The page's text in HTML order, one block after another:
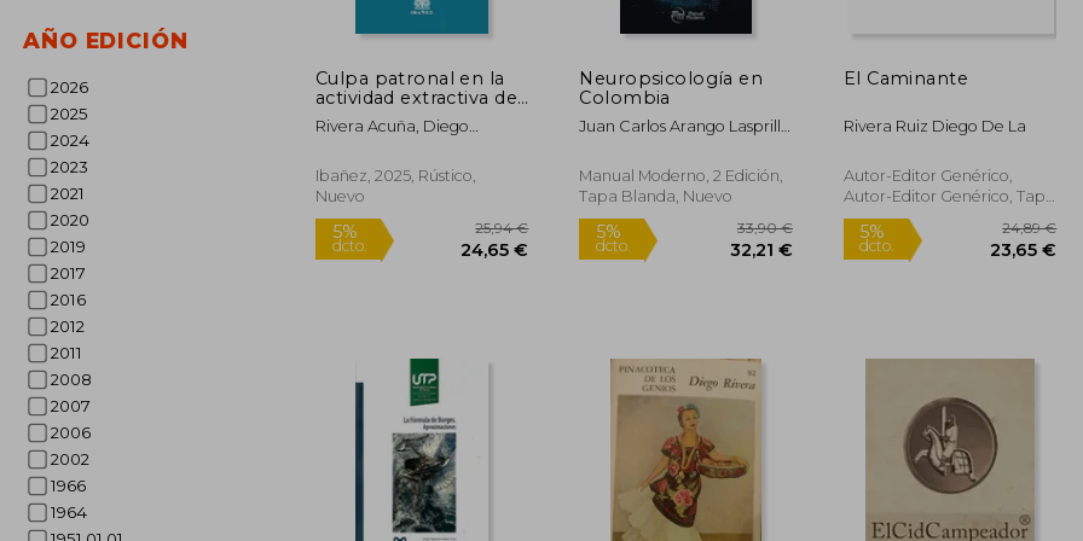
AÑO EDICIÓN
2026
2025
2024
2023
2021
2020
2019
2017
2016
2012
2011
2008
2007
2006
2002
1966
1964
5%
dcto.
40,30 €
38,29 €
5%
dcto.
29,26 € 5%
Culpa patronal en la
actividad extractiva de
hidrocarburos
Rivera Acuña, Diego
Ibañez, 2025, Rústico,
Nuevo
Neuropsicología en
Colombia
Juan Carlos Arango Lasprilla
Ramos Usuga
Manual Moderno, 2 Edición,
Tapa Blanda, Nuevo
El Caminante
Rivera Ruiz Diego De La
Autor-Editor Genérico,
Autor-Editor Genérico, Tapa
Blanda,Usado